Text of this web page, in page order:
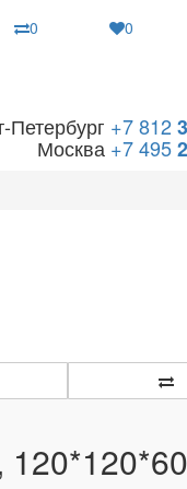
0 0
Петербург +7 812
Москва +7 495